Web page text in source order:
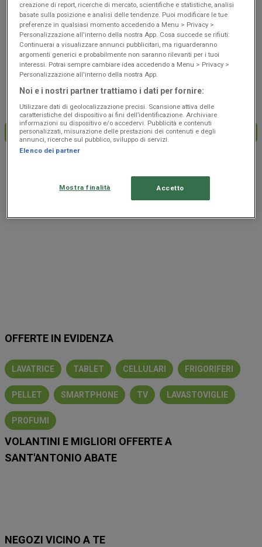
NUOVO
Coop
Risparmio
Abate
NUOVO
Coop
Convenienza
CARICA ALTRE OFFERTE
OFFERTE IN EVIDENZA
LAVATRICE TABLET CELLULARI FRIGORIFERI
PELLET SMARTPHONE TV LAVASTOVIGLIE
PROFUMI
VOLANTINI E MIGLIORI OFFERTE A
SANT'ANTONIO ABATE
NEGOZI VICINO A TE
creazione di report, ricerche di mercato, scientifiche e statistiche, analisi
basate sulla posizione e analisi delle tendenze. Puoi modificare le tue
preferenze in qualsiasi momento accedendo a Menu > Privacy >
Personalizzazione all'interno della nostra App. Cosa succede se rifiuti:
Continuerai a visualizzare annunci pubblicitari, ma riguarderanno
argomenti generici e probabilmente non saranno rilevanti per i tuoi
interessi. Potrai sempre cambiare idea accedendo a Menu > Privacy >
Personalizzazione all'interno della nostra App.
Noi e i nostri partner trattiamo i dati per fornire:
Utilizzare dati di geolocalizzazione precisi. Scansione attiva delle
caratteristiche del dispositivo ai fini dell’identificazione. Archiviare
informazioni su dispositivo e/o accedervi. Pubblicità e contenuti
personalizzati, misurazione delle prestazioni dei contenuti e degli
annunci, ricerche sul pubblico, sviluppo di servizi.
Elenco dei partner
Mostra finalità Accetto